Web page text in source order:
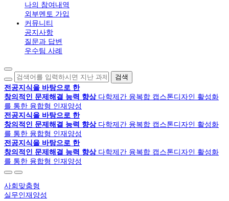
나의 참여내역
외부멘토 가입
커뮤니티
공지사항
질문과 답변
우수팀 사례
검색
전공지식을 바탕으로 한
창의적인 문제해결 능력 향상 다학제간 융복합 캡스톤디자인 활성화
를 통한 융합형 인재양성
전공지식을 바탕으로 한
창의적인 문제해결 능력 향상 다학제간 융복합 캡스톤디자인 활성화
를 통한 융합형 인재양성
전공지식을 바탕으로 한
창의적인 문제해결 능력 향상 다학제간 융복합 캡스톤디자인 활성화
를 통한 융합형 인재양성
사회맞춤형
실무인재양성